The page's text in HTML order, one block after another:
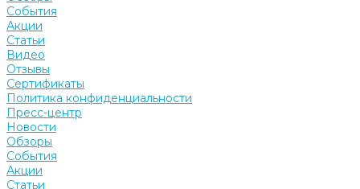
События
Акции
Статьи
Видео
Отзывы
Сертификаты
Политика конфиденциальности
Пресс-центр
Новости
Обзоры
События
Акции
Статьи